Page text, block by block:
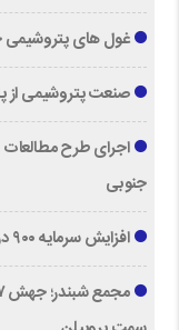
غول های پتروشیمی
صنعت پتروشیمی از
اجرای طرح
جنوبی
افزایش سرمایه ۹۰۰ درصدی زاگرس؛ سود ۳۰ همتی در افق ۱۴۰۹؟